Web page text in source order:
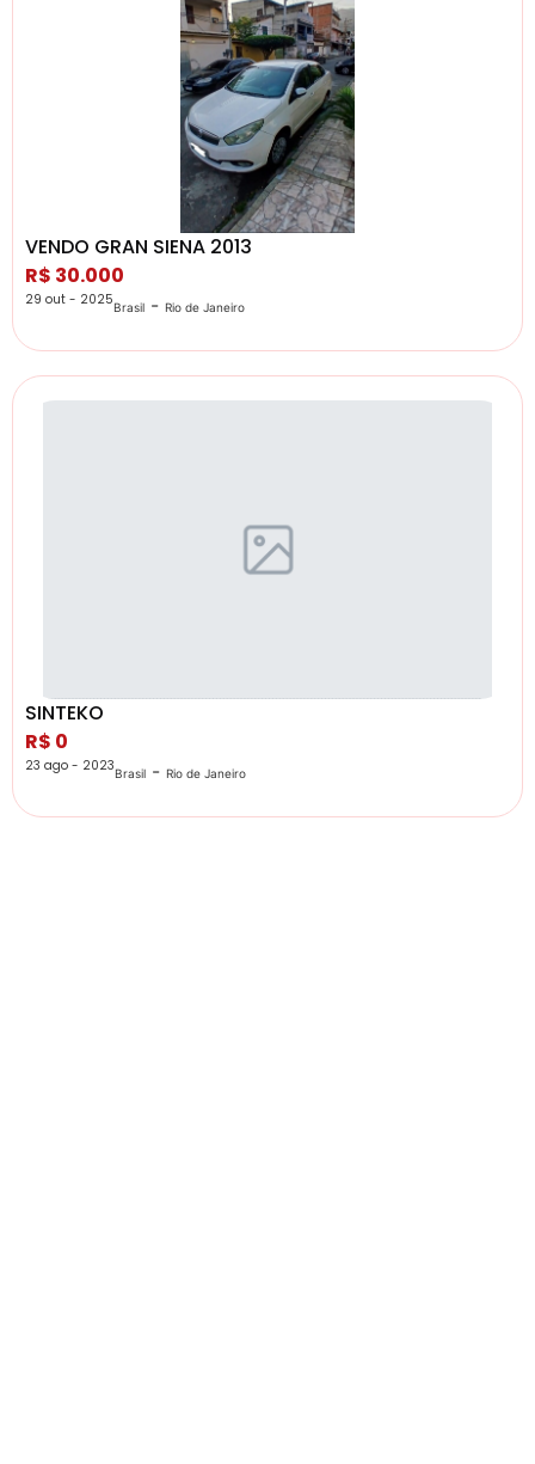
VENDO GRAN SIENA 2013
R$ 30.000
29 out - 2025Brasil - Rio de Janeiro
SINTEKO
R$ 0
23 ago - 2023Brasil - Rio de Janeiro